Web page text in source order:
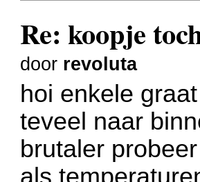
Re: koopje
door revoluta
hoi enkele
teveel naar
brutaler
als